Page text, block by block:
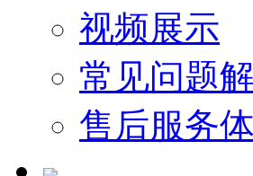
视频展示
常见问题
售后服务